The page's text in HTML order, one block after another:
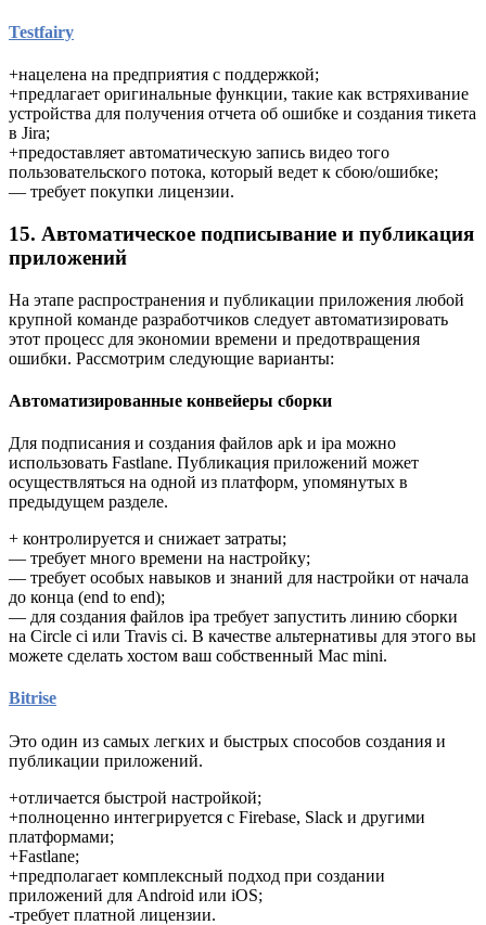
Testfairy
+нацелена на предприятия с поддержкой;
+предлагает оригинальные функции, такие как встряхивание
устройства для получения отчета об ошибке и создания тикета
в Jira;
+предоставляет автоматическую запись видео того
пользовательского потока, который ведет к сбою/ошибке;
— требует покупки лицензии.
15. Автоматическое подписывание и публикация
приложений
На этапе распространения и публикации приложения любой
крупной команде разработчиков следует автоматизировать
этот процесс для экономии времени и предотвращения
ошибки. Рассмотрим следующие варианты:
Автоматизированные конвейеры сборки
Для подписания и создания файлов apk и ipa можно
использовать Fastlane. Публикация приложений может
осуществляться на одной из платформ, упомянутых в
предыдущем разделе.
+ контролируется и снижает затраты;
— требует много времени на настройку;
— требует особых навыков и знаний для настройки от начала
до конца (end to end);
— для создания файлов ipa требует запустить линию сборки
на Circle ci или Travis ci. В качестве альтернативы для этого вы
можете сделать хостом ваш собственный Mac mini.
Bitrise
Это один из самых легких и быстрых способов создания и
публикации приложений.
+отличается быстрой настройкой;
+полноценно интегрируется с Firebase, Slack и другими
платформами;
+Fastlane;
+предполагает комплексный подход при создании
приложений для Android или iOS;
-требует платной лицензии.